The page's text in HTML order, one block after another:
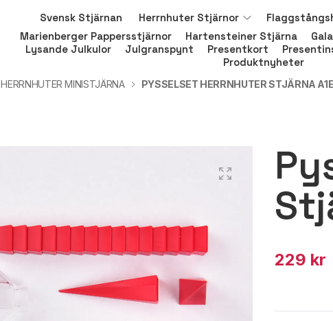
Svensk Stjärnan Herrnhuter Stjärnor
Marienberger Pappersstjärnor
Hartensteiner Stjärna
Lysande Julkulor
Julgranspynt Presentkort
Produktnyheter
HERRNHUTER MINISTJÄRNA PYSSELSET HERRNHUTER STJÄRNA
229 kr